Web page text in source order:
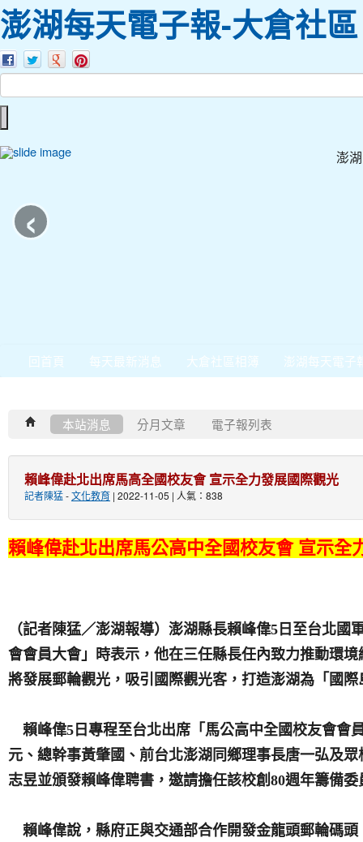
澎湖每天電子報-大倉社區
澎
‹
回首頁 每天最新消息 大倉社區相簿 澎湖每天電子
本站消息 分月文章 電子報列表
賴峰偉赴北出席馬高全國校友會 宣示全力發展國際觀光
記者陳猛-文化教育 | 2022-11-05 | 人氣：838
賴峰偉赴北出席馬公高中全國校友會 宣示全
（記者陳猛／澎湖報導）澎湖縣長賴峰偉5日至台北國
會會員大會」時表示，他在三任縣長任內致力推動環
將發展郵輪觀光，吸引國際觀光客，打造澎湖為「國
賴峰偉5日專程至台北出席「馬公高中全國校友會會
元、總幹事黃肇國、前台北澎湖同鄉理事長唐一弘及
志昱並頒發賴峰偉聘書，邀請擔任該校創80週年籌備委
賴峰偉說，縣府正與交通部合作開發金龍頭郵輪碼頭